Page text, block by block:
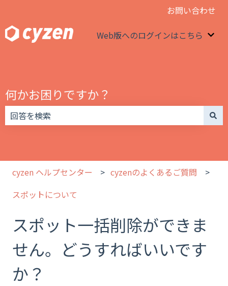
お問い合わせ
Web版へのログインはこちら
何かお困りですか？
cyzen ヘルプセンター
cyzenのよくあるご質問
スポットについて
スポット一括削除ができま
せん。どうすればいいです
か？